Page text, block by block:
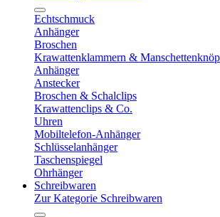
Echtschmuck
Anhänger
Broschen
Krawattenklammern &
Anhänger
Anstecker
Broschen & Schalclips
Krawattenclips & Co.
Uhren
Mobiltelefon-Anhänger
Schlüsselanhänger
Taschenspiegel
Ohrhänger
Schreibwaren
Zur Kategorie Schreibwaren